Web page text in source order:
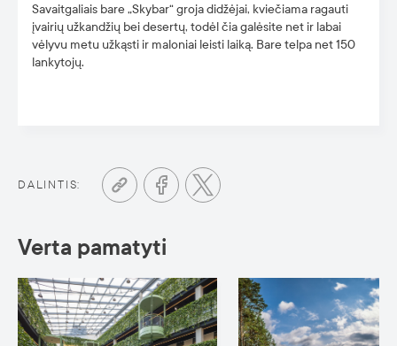
Savaitgaliais bare „Skybar“ groja didžėjai, kviečiama ragauti
įvairių užkandžių bei desertų, todėl čia galėsite net ir labai
vėlyvu metu užkąsti ir maloniai leisti laiką. Bare telpa net 150
lankytojų.
DALINTIS:
Verta pamatyti